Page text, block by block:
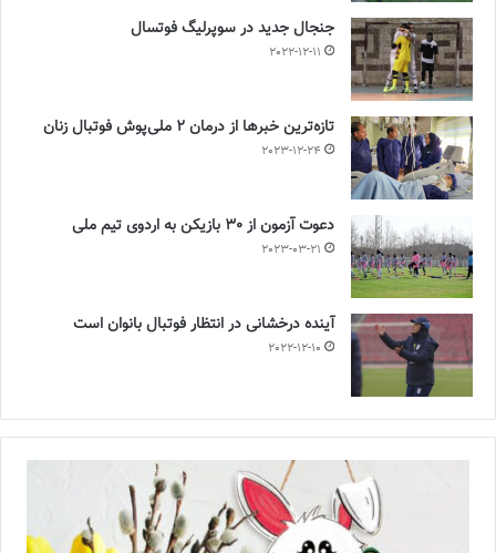
جنجال جدید در سوپرلیگ فوتسال
2022-12-11
تازه‌ترین خبرها از درمان ۲ ملی‌پوش فوتبال زنان
2023-12-24
دعوت آزمون از 30 بازیکن به اردوی تیم ملی
2023-03-21
آینده درخشانی در انتظار فوتبال بانوان است
2022-12-10